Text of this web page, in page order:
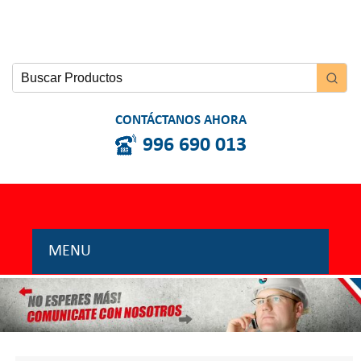
CONTÁCTANOS AHORA
996 690 013
MENU
INICIO
NOSOTROS